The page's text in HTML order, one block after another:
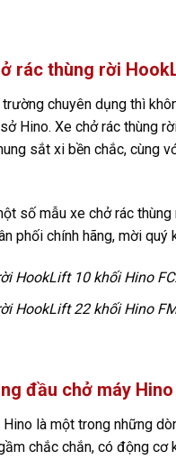
rác thùng rời
chuyên dụng thì
Hino. Xe chở rác thùng
sắt xi bền chắc, cùng
số mẫu xe chở rác
phối chính hãng, mời quý
HookLift 10 khối Hino
HookLift 22 khối Hino
đầu chở máy Hino
là một trong những
chắc chắn, có động